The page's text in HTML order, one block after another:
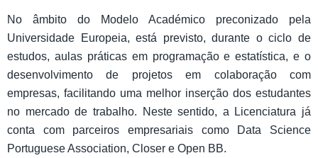
No âmbito do Modelo Académico preconizado pela
Universidade Europeia, está previsto, durante o ciclo de
estudos, aulas práticas em programação e estatística, e o
desenvolvimento de projetos em colaboração com
empresas, facilitando uma melhor inserção dos estudantes
no mercado de trabalho. Neste sentido, a Licenciatura já
conta com parceiros empresariais como Data Science
Portuguese Association, Closer e Open BB.